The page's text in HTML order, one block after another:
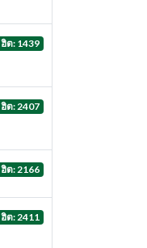
ฮิต: 1439
ฮิต: 2407
ฮิต: 2166
ฮิต: 2411